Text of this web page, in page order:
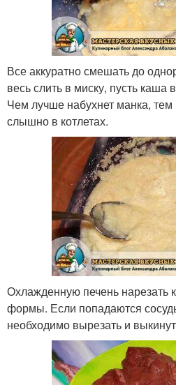
Все аккуратно смешать до
весь слить в миску, пусть каша
Чем лучше набухнет манка,
слышно в котлетах.
Охлажденную печень нарезать
формы. Если попадаются
необходимо вырезать и